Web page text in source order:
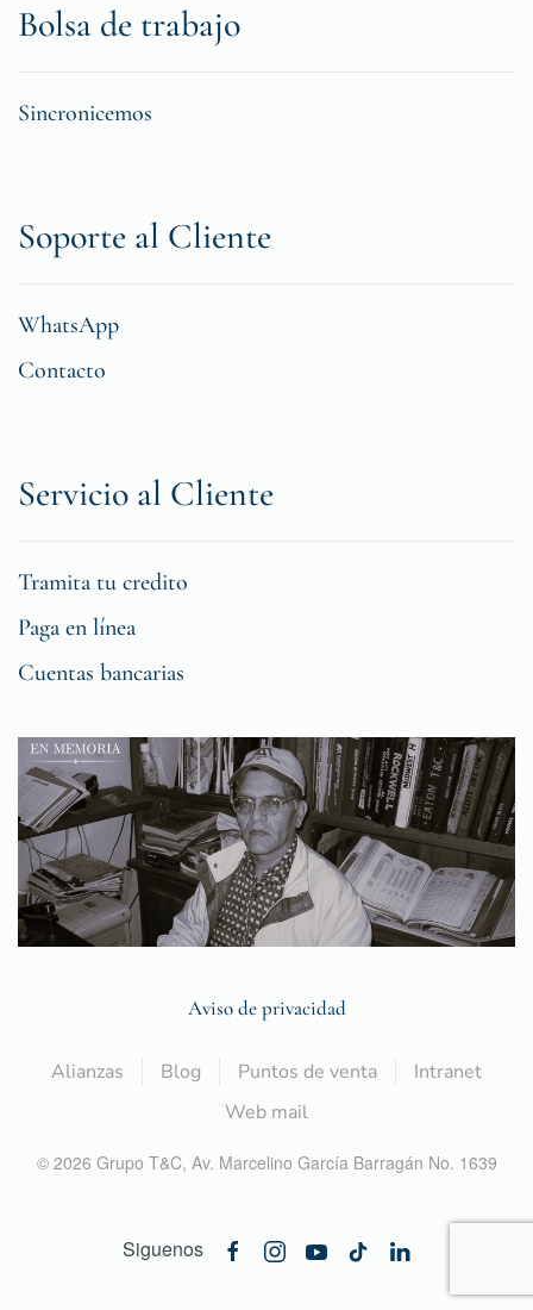
Bolsa de trabajo
Sincronicemos
Soporte al Cliente
WhatsApp
Contacto
Servicio al Cliente
Tramita tu credito
Paga en línea
Cuentas bancarias
Aviso de privacidad
Alianzas Blog Puntos de venta
Intranet
Web mail
© 2026 Grupo T&C, Av. Marcelino García Barragán No. 1639
Siguenos